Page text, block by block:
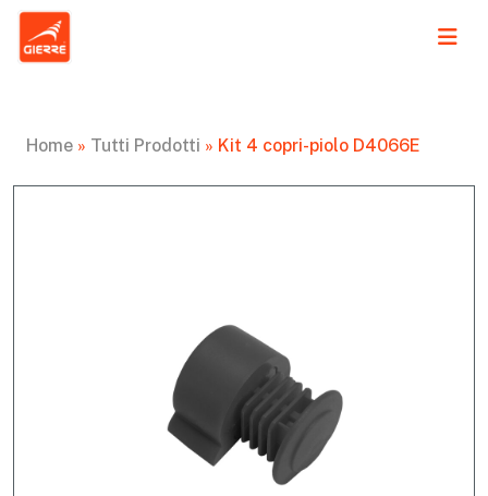
Home » Tutti Prodotti » Kit 4 copri-piolo D4066E